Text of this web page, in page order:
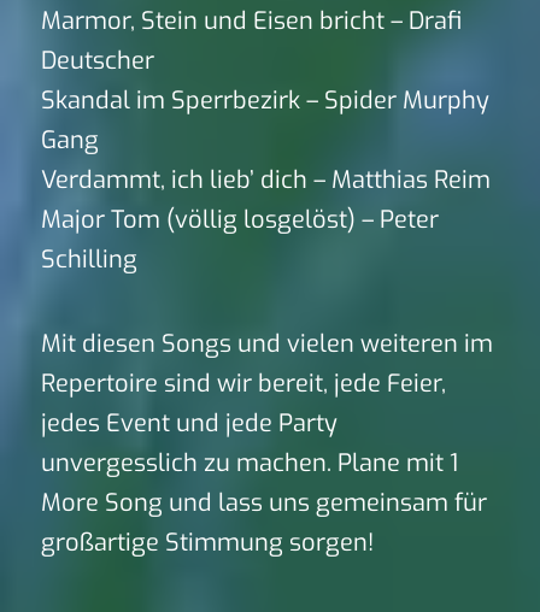
Marmor, Stein und Eisen bricht – Drafi
Deutscher
Skandal im Sperrbezirk – Spider Murphy
Gang
Verdammt, ich lieb’ dich – Matthias Reim
Major Tom (völlig losgelöst) – Peter
Schilling
Mit diesen Songs und vielen weiteren im
Repertoire sind wir bereit, jede Feier,
jedes Event und jede Party
unvergesslich zu machen. Plane mit 1
More Song und lass uns gemeinsam für
großartige Stimmung sorgen!